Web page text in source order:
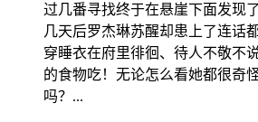
过几番寻找终于在悬崖下面发现
几天后罗杰琳苏醒却患上了连话
穿睡衣在府里徘徊、待人不敬不
的食物吃！无论怎么看她都很奇
吗？...